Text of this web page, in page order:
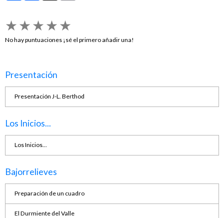
★★★★★
No hay puntuaciones ¡sé el primero añadir una!
Presentación
Presentación J-L. Berthod
Los Inicios...
Los Inicios...
Bajorrelieves
Preparación de un cuadro
El Durmiente del Valle